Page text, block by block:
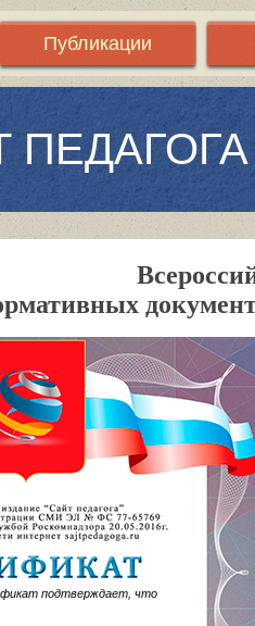
Публикации
ПЕДАГОГА
подтверждает, что